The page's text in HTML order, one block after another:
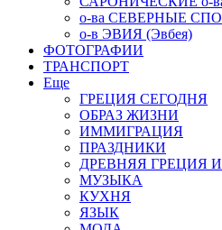
о-ва СЕВЕРНЫЕ
о-в ЭВИЯ (Эвбея)
ФОТОГРАФИИ
ТРАНСПОРТ
Еще
ГРЕЦИЯ СЕГОДНЯ
ОБРАЗ ЖИЗНИ
ИММИГРАЦИЯ
ПРАЗДНИКИ
ДРЕВНЯЯ ГРЕЦИЯ
МУЗЫКА
КУХНЯ
ЯЗЫК